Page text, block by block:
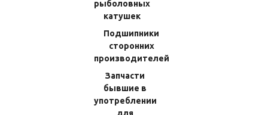
Одежда и экипировка
Оборудование для катеров
Катушки троллинговые
рыболовных
катушек
Подшипники
сторонних
производителей
Запчасти
бывшие в
употреблении